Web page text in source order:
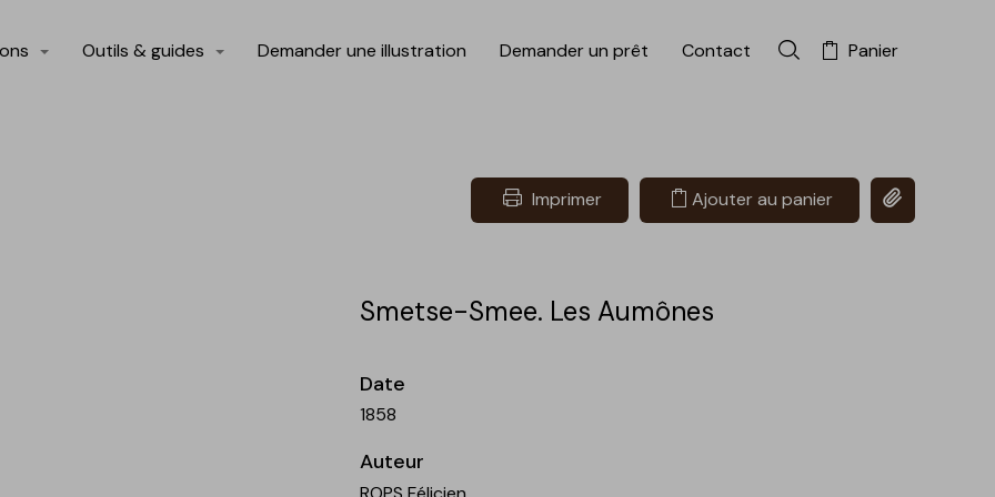
Outils & guides Demander une illustration Demander un prêt Contact Rechercher dans la
Panier
Imprimer Ajouter au panier Copier le lien
Smetse-Smee. Les Aumônes
Date
1858
Auteur